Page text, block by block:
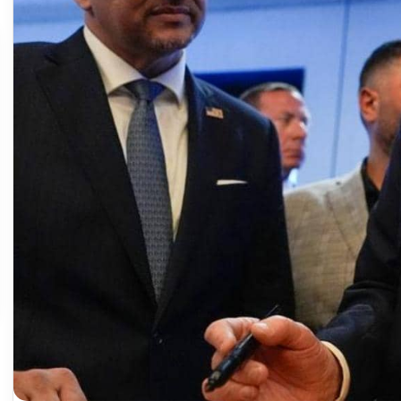
مشاكل
مرتقبة..
إعتداء
على
المؤتمر
إعتداء على ناشطة بحزب المؤتمر
السوداني بيوغندا.. تفاصيل مثيرة